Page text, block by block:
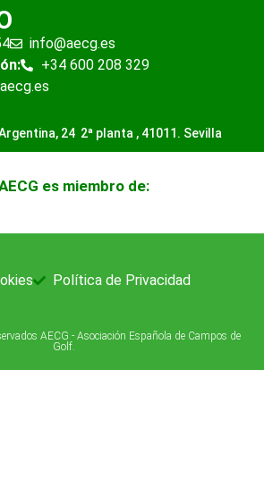
info@aecg.es
+34 600 208 329
24 2ª planta , 41011. Sevilla
es miembro de:
AECG - Asociación Española de Campos de
Golf.
Política de Privacidad